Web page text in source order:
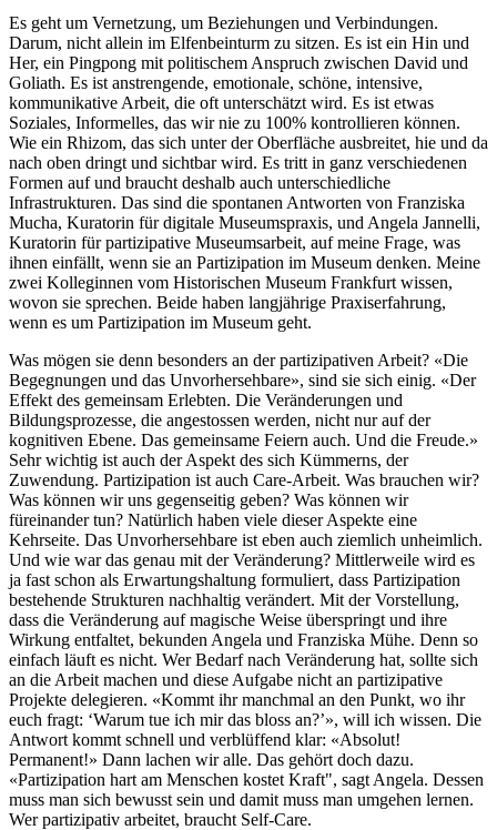
Es geht um Vernetzung, um Beziehungen und Verbindungen.
Darum, nicht allein im Elfenbeinturm zu sitzen. Es ist ein Hin und
Her, ein Pingpong mit politischem Anspruch zwischen David und
Goliath. Es ist anstrengende, emotionale, schöne, intensive,
kommunikative Arbeit, die oft unterschätzt wird. Es ist etwas
Soziales, Informelles, das wir nie zu 100% kontrollieren können.
Wie ein Rhizom, das sich unter der Oberfläche ausbreitet, hie und da
nach oben dringt und sichtbar wird. Es tritt in ganz verschiedenen
Formen auf und braucht deshalb auch unterschiedliche
Infrastrukturen. Das sind die spontanen Antworten von Franziska
Mucha, Kuratorin für digitale Museumspraxis, und Angela Jannelli,
Kuratorin für partizipative Museumsarbeit, auf meine Frage, was
ihnen einfällt, wenn sie an Partizipation im Museum denken. Meine
zwei Kolleginnen vom Historischen Museum Frankfurt wissen,
wovon sie sprechen. Beide haben langjährige Praxiserfahrung,
wenn es um Partizipation im Museum geht.
Was mögen sie denn besonders an der partizipativen Arbeit? «Die
Begegnungen und das Unvorhersehbare», sind sie sich einig. «Der
Effekt des gemeinsam Erlebten. Die Veränderungen und
Bildungsprozesse, die angestossen werden, nicht nur auf der
kognitiven Ebene. Das gemeinsame Feiern auch. Und die Freude.»
Sehr wichtig ist auch der Aspekt des sich Kümmerns, der
Zuwendung. Partizipation ist auch Care-Arbeit. Was brauchen wir?
Was können wir uns gegenseitig geben? Was können wir
füreinander tun? Natürlich haben viele dieser Aspekte eine
Kehrseite. Das Unvorhersehbare ist eben auch ziemlich unheimlich.
Und wie war das genau mit der Veränderung? Mittlerweile wird es
ja fast schon als Erwartungshaltung formuliert, dass Partizipation
bestehende Strukturen nachhaltig verändert. Mit der Vorstellung,
dass die Veränderung auf magische Weise überspringt und ihre
Wirkung entfaltet, bekunden Angela und Franziska Mühe. Denn so
einfach läuft es nicht. Wer Bedarf nach Veränderung hat, sollte sich
an die Arbeit machen und diese Aufgabe nicht an partizipative
Projekte delegieren. «Kommt ihr manchmal an den Punkt, wo ihr
euch fragt: ‘Warum tue ich mir das bloss an?’», will ich wissen. Die
Antwort kommt schnell und verblüffend klar: «Absolut!
Permanent!» Dann lachen wir alle. Das gehört doch dazu.
«Partizipation hart am Menschen kostet Kraft", sagt Angela. Dessen
muss man sich bewusst sein und damit muss man umgehen lernen.
Wer partizipativ arbeitet, braucht Self-Care.